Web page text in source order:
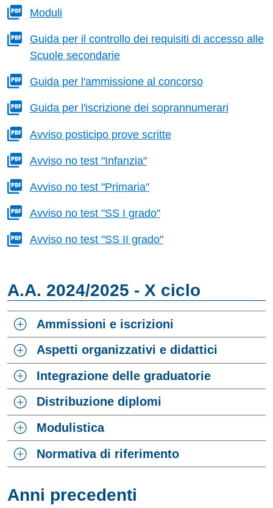
Moduli
Guida per il controllo dei requisiti di accesso alle
Scuole secondarie
Guida per l'ammissione al concorso
Guida per l'iscrizione dei soprannumerari
Avviso posticipo prove scritte
Avviso no test "Infanzia"
Avviso no test "Primaria"
Avviso no test "SS I grado"
Avviso no test "SS II grado"
A.A. 2024/2025 - X ciclo
Ammissioni e iscrizioni
Aspetti organizzativi e didattici
Integrazione delle graduatorie
Distribuzione diplomi
Modulistica
Normativa di riferimento
Anni precedenti